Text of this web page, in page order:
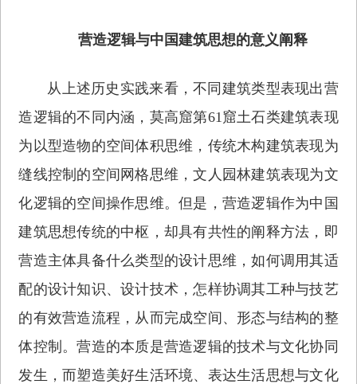
营造逻辑与中国建筑思想的意义阐释
从上述历史实践来看，不同建筑类型表现出营
造逻辑的不同内涵，莫高窟第61窟土石类建筑表现
为以型造物的空间体积思维，传统木构建筑表现为
缝线控制的空间网格思维，文人园林建筑表现为文
化逻辑的空间操作思维。但是，营造逻辑作为中国
建筑思想传统的中枢，却具有共性的阐释方法，即
营造主体具备什么类型的设计思维，如何调用其适
配的设计知识、设计技术，怎样协调其工种与技艺
的有效营造流程，从而完成空间、形态与结构的整
体控制。营造的本质是营造逻辑的技术与文化协同
发生，而塑造美好生活环境、表达生活思想与文化